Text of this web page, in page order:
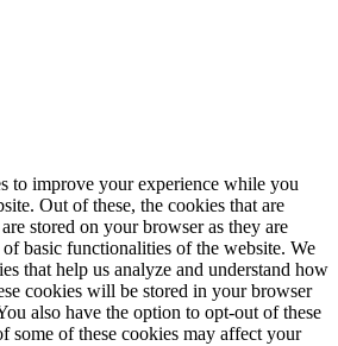
to improve your experience while you
Out of these, the cookies that are
stored on your browser as they are
basic functionalities of the website. We
that help us analyze and understand how
cookies will be stored in your browser
also have the option to opt-out of these
some of these cookies may affect your